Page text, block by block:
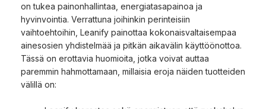
on tukea painonhallintaa, energiatasapainoa ja
hyvinvointia. Verrattuna joihinkin perinteisiin
vaihtoehtoihin, Leanify painottaa kokonaisvaltaisempaa
ainesosien yhdistelmää ja pitkän aikavälin käyttöönottoa.
Tässä on erottavia huomioita, jotka voivat auttaa
paremmin hahmottamaan, millaisia eroja näiden tuotteiden
välillä on: